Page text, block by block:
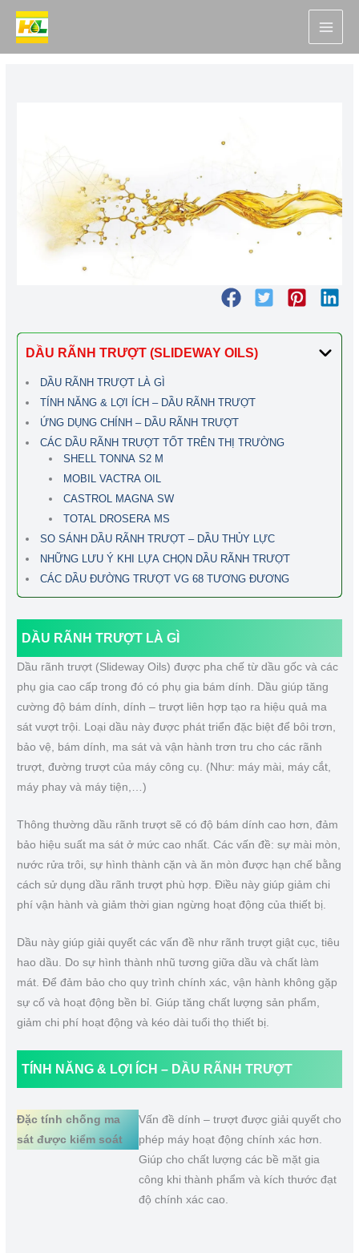
Nhảy
DẦU RÃNH TRƯỢT (SLIDEWAY OILS)
DẦU RÃNH TRƯỢT LÀ GÌ
TÍNH NĂNG & LỢI ÍCH – DẦU RÃNH TRƯỢT
ỨNG DỤNG CHÍNH – DẦU RÃNH TRƯỢT
CÁC DẦU RÃNH TRƯỢT TỐT TRÊN THỊ TRƯỜNG
SHELL TONNA S2 M
MOBIL VACTRA OIL
CASTROL MAGNA SW
TOTAL DROSERA MS
SO SÁNH DẦU RÃNH TRƯỢT – DẦU THỦY LỰC
NHỮNG LƯU Ý KHI LỰA CHỌN DẦU RÃNH TRƯỢT
CÁC DẦU ĐƯỜNG TRƯỢT VG 68 TƯƠNG ĐƯƠNG
DẦU RÃNH TRƯỢT LÀ GÌ
Dầu rãnh trượt (Slideway Oils) được pha chế từ dầu gốc và các
phụ gia cao cấp trong đó có phụ gia bám dính. Dầu giúp tăng
cường độ bám dính, dính – trượt liên hợp tạo ra hiệu quả ma
sát vượt trội. Loại dầu này được phát triển đặc biệt để bôi trơn,
bảo vệ, bám dính, ma sát và vận hành trơn tru cho các rãnh
trượt, đường trượt của máy công cụ. (Như: máy mài, máy cắt,
máy phay và máy tiện,…)
Thông thường dầu rãnh trượt sẽ có độ bám dính cao hơn, đảm
bảo hiệu suất ma sát ở mức cao nhất. Các vấn đề: sự mài mòn,
nước rửa trôi, sự hình thành cặn và ăn mòn được hạn chế bằng
cách sử dụng dầu rãnh trượt phù hợp. Điều này giúp giảm chi
phí vận hành và giảm thời gian ngừng hoạt động của thiết bị.
Dầu này giúp giải quyết các vấn đề như rãnh trượt giật cục, tiêu
hao dầu. Do sự hình thành nhũ tương giữa dầu và chất làm
mát. Để đảm bảo cho quy trình chính xác, vận hành không gặp
sự cố và hoạt động bền bỉ. Giúp tăng chất lượng sản phẩm,
giảm chi phí hoạt động và kéo dài tuổi thọ thiết bị.
TÍNH NĂNG & LỢI ÍCH – DẦU RÃNH TRƯỢT
Đặc tính chống ma
sát được kiểm soát
Vấn đề dính – trượt được giải quyết cho
phép máy hoạt động chính xác hơn.
Giúp cho chất lượng các bề mặt gia
công khi thành phẩm và kích thước đạt
độ chính xác cao.